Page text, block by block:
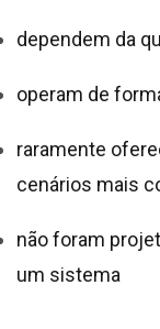
dependem da
operam de
raramente
cenários mais
não foram
um sistema